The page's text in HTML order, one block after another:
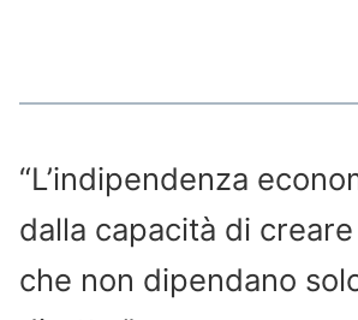
“L’indipendenza
dalla capacità di
che non dipendano